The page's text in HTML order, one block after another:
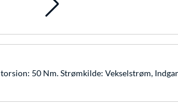
50 Nm. Strømkilde: Vekselstrøm,